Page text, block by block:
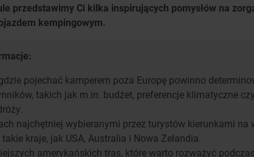
przedstawimy Ci kilka inspirujących pomysłów na
kempingowym.
pojechać kamperem poza Europę powinno
takich jak m.in. budżet, preferencje klimatyczne
najchętniej wybieranymi przez turystów kierunkami na
kraje, jak USA, Australia i Nowa Zelandia.
amerykańskich tras, które warto rozważyć